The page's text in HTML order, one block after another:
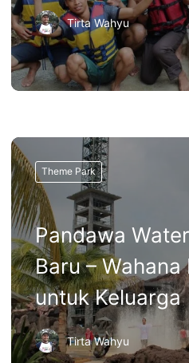
Tirta Wahyu
Theme Park
Pandawa
Baru –
untuk Keluarga
Tirta Wahyu